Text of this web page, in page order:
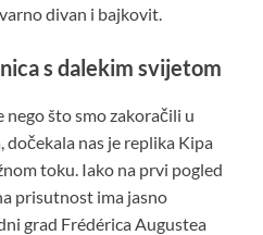
divan i bajkovit.
s dalekim svijetom
nego što smo zakoračili u
dočekala nas je replika Kipa
toku. Iako na prvi pogled
prisutnost ima jasno
grad Frédérica Augustea